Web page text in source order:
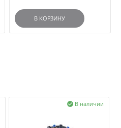
В КОРЗИНУ
В наличии
